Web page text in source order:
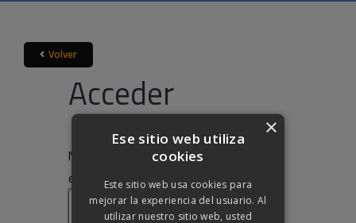
Volver
Acceder
Nombre de usuario o correo
electrónico *Obligatorio
×
Ese sitio web utiliza
cookies
Este sitio web usa cookies para
mejorar la experiencia del usuario. Al
utilizar nuestro sitio web, usted